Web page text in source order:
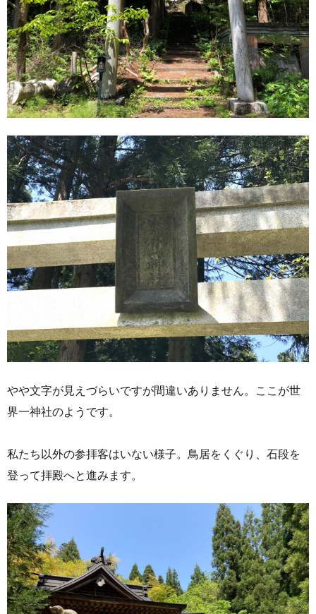
やや文字が見えづらいですが間違いありません。ここが世
界一神社のようです。
私たち以外の参拝客はいない様子。鳥居をくぐり、石段を
登って拝殿へと進みます。